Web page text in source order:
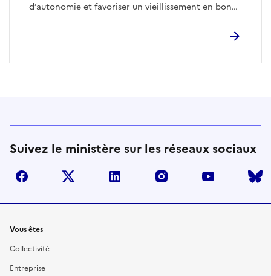
d’autonomie et favoriser un vieillissement en bonne
Suivez le ministère sur les réseaux sociaux
facebook twitter linkedin instagram youtube
Liens
Vous êtes
Collectivité
Entreprise